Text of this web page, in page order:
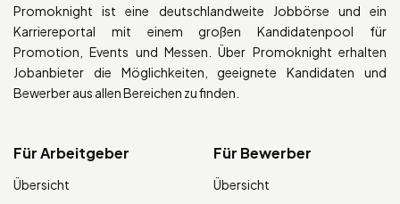
Promoknight ist eine deutschlandweite Jobbörse und ein
Karriereportal mit einem großen Kandidatenpool für
Promotion, Events und Messen. Über Promoknight erhalten
Jobanbieter die Möglichkeiten, geeignete Kandidaten und
Bewerber aus allen Bereichen zu finden.
Für Arbeitgeber
Übersicht
Für Bewerber
Übersicht